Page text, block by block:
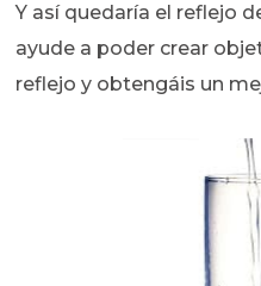
Y así quedaría el reflejo
ayude a poder crear
reflejo y obtengáis un